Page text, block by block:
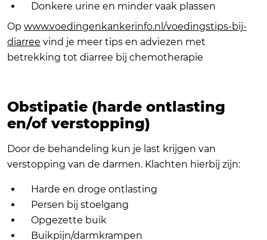
Donkere urine en minder vaak plassen
Op www.voedingenkankerinfo.nl/voedingstips-bij-
diarree vind je meer tips en adviezen met
betrekking tot diarree bij chemotherapie
Obstipatie (harde ontlasting
en/of verstopping)
Door de behandeling kun je last krijgen van
verstopping van de darmen. Klachten hierbij zijn:
Harde en droge ontlasting
Persen bij stoelgang
Opgezette buik
Buikpijn/darmkrampen